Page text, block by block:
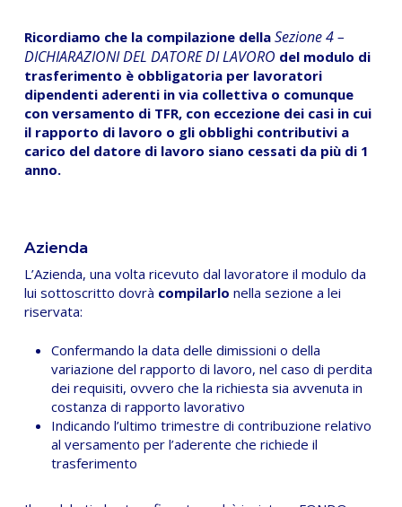
Ricordiamo che la compilazione della Sezione 4 –
DICHIARAZIONI DEL DATORE DI LAVORO del modulo di
trasferimento è obbligatoria per lavoratori
dipendenti aderenti in via collettiva o comunque
con versamento di TFR, con eccezione dei casi in cui
il rapporto di lavoro o gli obblighi contributivi a
carico del datore di lavoro siano cessati da più di 1
anno.
Azienda
L’Azienda, una volta ricevuto dal lavoratore il modulo da
lui sottoscritto dovrà compilarlo nella sezione a lei
riservata:
Confermando la data delle dimissioni o della
variazione del rapporto di lavoro, nel caso di perdita
dei requisiti, ovvero che la richiesta sia avvenuta in
costanza di rapporto lavorativo
Indicando l’ultimo trimestre di contribuzione relativo
al versamento per l’aderente che richiede il
trasferimento